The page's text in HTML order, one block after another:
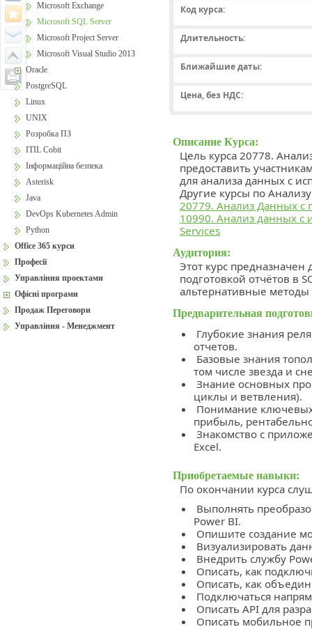
Код курса:
Длительность:
Ближайшие даты:
Цена, без НДС:
Описание Курса:
Цель курса 20778.
предоставить
для анализа данных с
Другие курсы по
20779. Анализ Данных с
10990. Анализ данных с
Services
Аудитория:
Этот курс предназначен
подготовкой отчётов в
альтернативные
Предварительная
Глубокие знания
отчетов.
Базовые знания
том числе звезда и
Знание основных
циклы и ветвления).
Понимание ключевых
прибыль,
Знакомство с
Exсel.
Приобретаемые навыки:
По окончании курса
Выполнять
Power BI.
Опишите создание
Визуализировать
Внедрить службу
Описать, как
Описать, как
Подключаться
Описать API для
Описать мобильное
Microsoft Exchange
Microsoft SQL Server
Microsoft Project Server
Microsoft Visual Studio 2013
Oracle
PostgreSQL
Linux
UNIX
Розробка ПЗ
ITIL Cobit
Інформаційна безпека
Asterisk
Java
DevOps Kubernetes Admin
Python
Office 365 курси
Професії
Управління проектами
Офісні програми
Продаж Переговори
Управління - Менеджмент